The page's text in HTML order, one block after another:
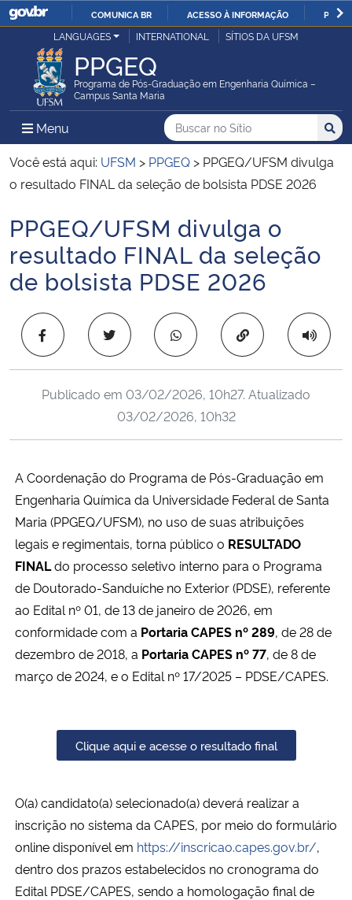
IR
O
COMUNICA BR ACESSO À INFORMAÇÃO
Ministério da Justiça e Segurança Pública
Ministério da Defesa
Ministério das Relações Exteriores
Ministério da Infraestrutura
Ministério da Agricultura, Pecuária e Abastecimento
Ministério da Educação
Ministério do Turismo
Ministério do Desenvolvimento Regional
Controladoria-Geral da União
Gabinete de Segurança Institucional
Advocacia-Geral da União
LANGUAGES INTERNATIONAL SÍTIOS DA UFSM
PPGEQ
Programa de Pós-Graduação em Engenharia Química –
Campus Santa Maria
Menu Menu Principal do Sítio
Busca
Buscar no no Sítio
Busca:
Você está aqui: UFSM > PPGEQ > PPGEQ/UFSM divulga
o resultado FINAL da seleção de bolsista PDSE 2026
Início do conteúdo
PPGEQ/UFSM divulga o
resultado FINAL da seleção
de bolsista PDSE 2026
Copiar para área
Publicado em 03/02/2026, 10h27. Atualizado
03/02/2026, 10h32
A Coordenação do Programa de Pós-Graduação em
Engenharia Química da Universidade Federal de Santa
Maria (PPGEQ/UFSM), no uso de suas atribuições
legais e regimentais, torna público o RESULTADO
FINALdo processo seletivo interno para o Programa
de Doutorado-Sanduíche no Exterior (PDSE), referente
ao Edital nº 01, de 13 de janeiro de 2026, em
conformidade com a Portaria CAPES nº 289, de 28 de
dezembro de 2018, a Portaria CAPES nº 77, de 8 de
março de 2024, e o Edital nº 17/2025 – PDSE/CAPES.
Clique aqui e acesse o resultado final
O(a) candidato(a) selecionado(a) deverá realizar a
inscrição no sistema da CAPES, por meio do formulário
online disponível em https://inscricao.capes.gov.br/,
dentro dos prazos estabelecidos no cronograma do
Edital PDSE/CAPES, sendo a homologação final de